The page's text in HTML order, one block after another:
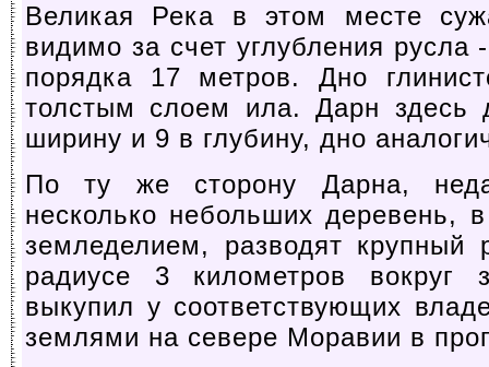
Великая Река в этом месте
видимо за счет углубления русла
порядка 17 метров. Дно
толстым слоем ила. Дарн здесь
ширину и 9 в глубину, дно
По ту же сторону Дарна,
несколько небольших деревень,
земледелием, разводят крупный
радиусе 3 километров вокруг
выкупил у соответствующих
землями на севере Моравии в